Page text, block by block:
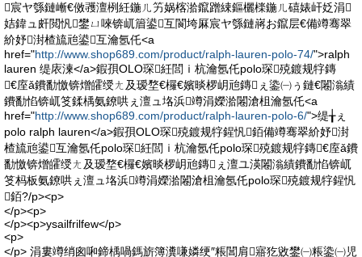
宸ヤ綔鏈嶃€傚彟澶栵紝鍦ㄦ竻娲楁湁鑹蹭綀鏂欐檪鍦ㄦ礂婊屽姂涓
姞鍏ュ皯閲忛鐢ㄩ唻锛屼篃鍙互閬垮厤宸ヤ綔鏈嶈お鑹层€備竴骞翠
紒妤湗楂旈兘鍙互瀹氬仛<a
href="http://www.shop689.com/product/ralph-lauren-polo-74/">ralph
lauren 缇庡湅</a>鍜孭OLO琛紝閭ｉ杭瀹氬仛polo琛殑鍍规牸鏄
€庢ǎ鐨勫憿锛熷皬绶ㄤ及瑷堥€欏€嬪晱椤岄兘鏄ぇ鍌㈠ぅ鏈€闂滃績
鐨勫惂锛屼笅鍒楀氨鐐哄ぇ澶ュ垎浜竴涓嬫湁闂滄柤瀹氬仛<a
href="http://www.shop689.com/product/ralph-lauren-polo-6/">缇╁ぇ
polo ralph lauren</a>鍜孭OLO琛殑鍍规牸鍟忛銆備竴骞翠紒妤湗
楂旈兘鍙互瀹氬仛polo琛紝閭ｉ杭瀹氬仛polo琛殑鍍规牸鏄€庢ǎ鐨
勫憿锛熷皬绶ㄤ及瑷堥€欏€嬪晱椤岄兘鏄ぇ澶ユ渶闂滃績鐨勫惂锛屼
笅杩板氨鐐哄ぇ澶ュ垎浜竴涓嬫湁闂滄柤瀹氬仛polo琛殑鍍规牸鍟忛
銆?/p><p>
</p><p>
</p><p>ysailfrilfew</p>
<p>
</p> 涓婁竴绡囪啝鍗楀喎鎷旂簿瀵嗛嫾绠″粻閶肩寤犵敓鐢㈠粻鍌㈠児